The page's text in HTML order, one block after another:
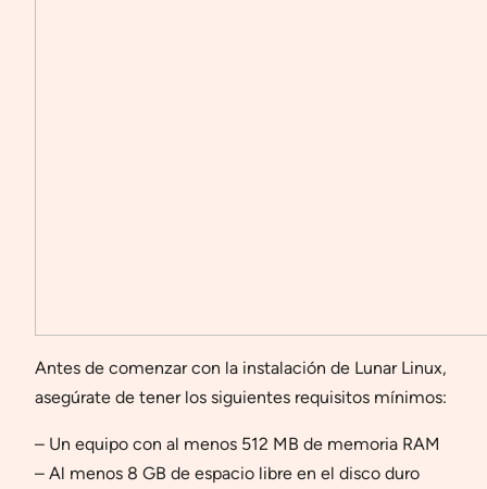
Antes de comenzar con la instalación de Lunar Linux,
asegúrate de tener los siguientes requisitos mínimos:
– Un equipo con al menos 512 MB de memoria RAM
– Al menos 8 GB de espacio libre en el disco duro